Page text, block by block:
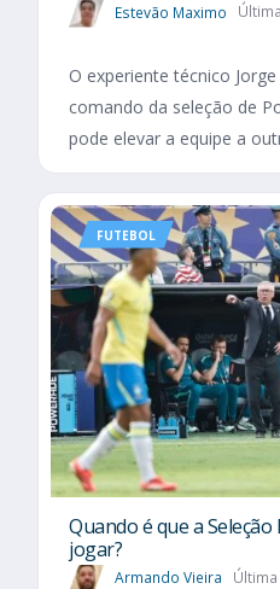
Estevão Maximo
O experiente técnico
comando da seleção de
pode elevar a equipe a
FUTEBOL
Quando é que a
jogar?
Armando Vieira